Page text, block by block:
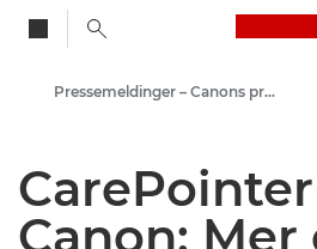
Pressesenter
Pressemeldinger – Canons pressesenter
Canon: